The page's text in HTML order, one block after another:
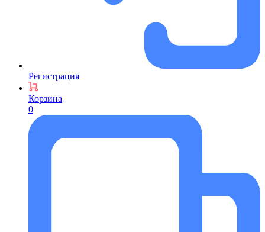
Регистрация
Корзина
0